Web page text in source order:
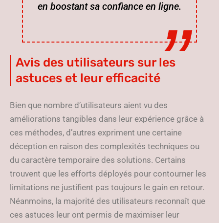
en boostant sa confiance en ligne.
Avis des utilisateurs sur les
astuces et leur efficacité
Bien que nombre d’utilisateurs aient vu des
améliorations tangibles dans leur expérience grâce à
ces méthodes, d’autres expriment une certaine
déception en raison des complexités techniques ou
du caractère temporaire des solutions. Certains
trouvent que les efforts déployés pour contourner les
limitations ne justifient pas toujours le gain en retour.
Néanmoins, la majorité des utilisateurs reconnaît que
ces astuces leur ont permis de maximiser leur